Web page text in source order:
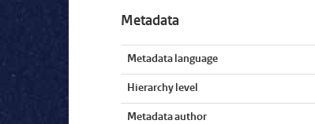
Metadata
Metadata language
Hierarchy level
Metadata author